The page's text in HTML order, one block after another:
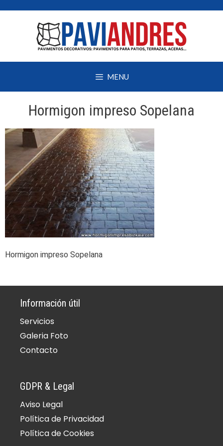
contenido
MENU
Hormigon impreso Sopelana
Hormigon impreso Sopelana
Información útil
Servicios
Galeria Foto
Contacto
GDPR & Legal
Aviso Legal
Política de Privacidad
Política de Cookies